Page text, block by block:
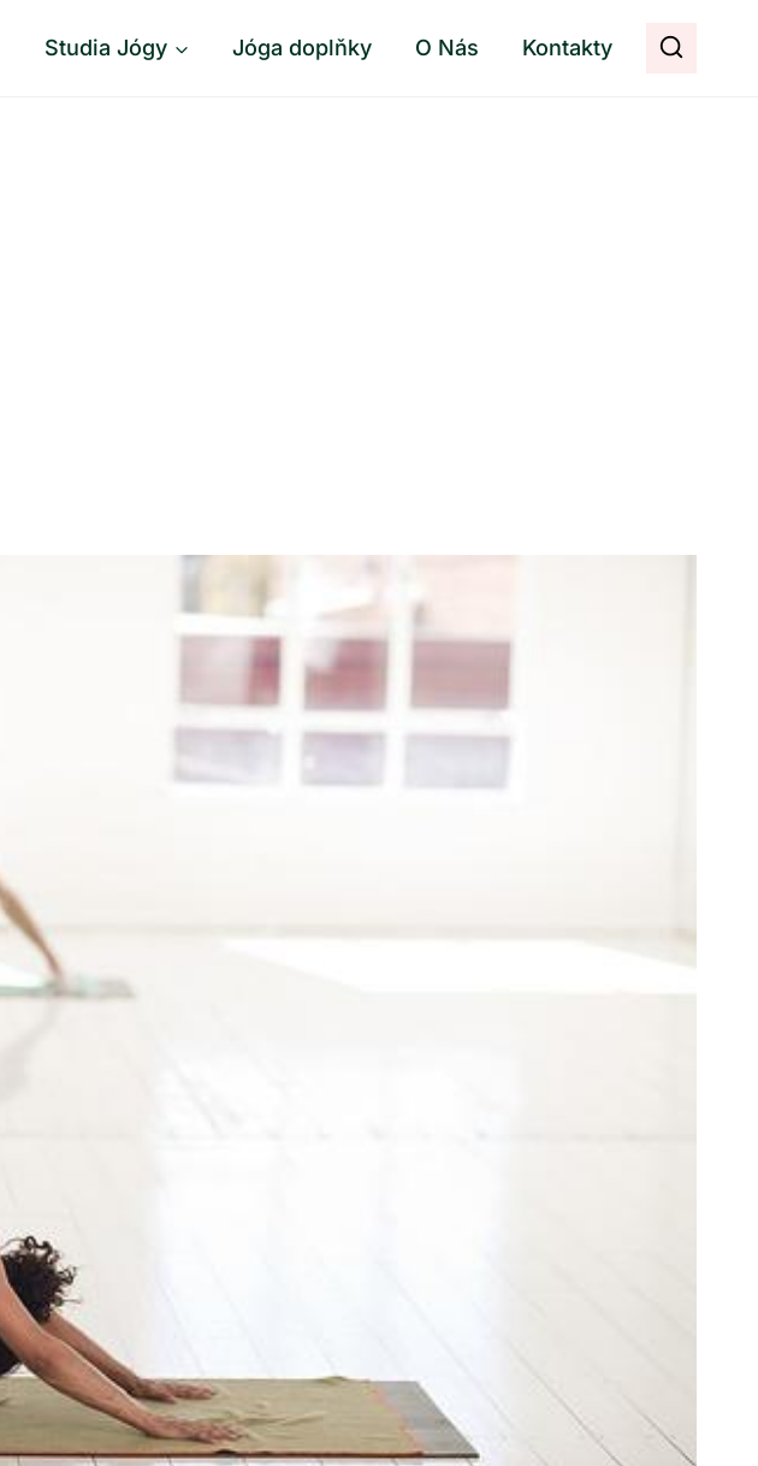
Studia Jógy Jóga doplňky O Nás Kontakty